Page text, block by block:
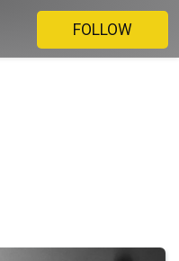
FOLLOW